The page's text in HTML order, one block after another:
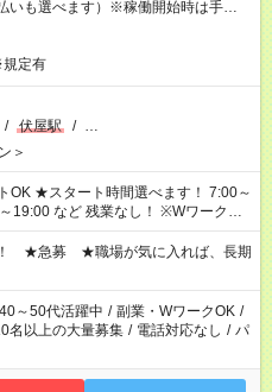
いも選べます）※稼働開始時は手続き
ます。
定有
/ 伏屋駅 / …
＞
7:00～
ど 残業なし！ ※Wワークの
週40時間超の就業はご案内できませ
間以上勤務は社会保険への加入対象
日雇い派遣の原則禁止）により、
案内が難しい場合があります
！ ★急募 ★職場が気に入れば、長期
40～50代活躍中 / 副業・WワークOK /
名以上の大量募集 / 電話対応なし / パ